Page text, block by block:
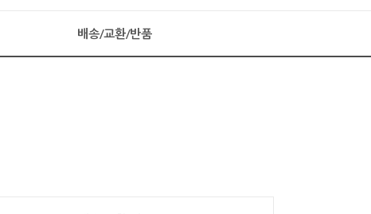
배송/교환/반품